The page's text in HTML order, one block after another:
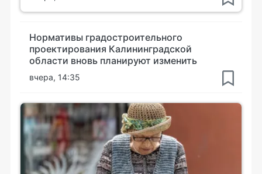
Нормативы градостроительного
проектирования Калининградской
области вновь планируют изменить
вчера, 14:35